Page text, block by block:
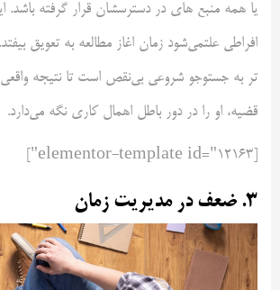
یا همه منبع های در دسترسشان قرار گرفته باشد.
افراطی علتمی‌شود زمان اغاز مطالعه به تعویق
تر به جستوجو شروعی بی‌نقص است تا نتیجه
قضیه، او را در دور باطل اهمال کاری نگه می‌دارد.
۳. ضعف در مدیریت زمان